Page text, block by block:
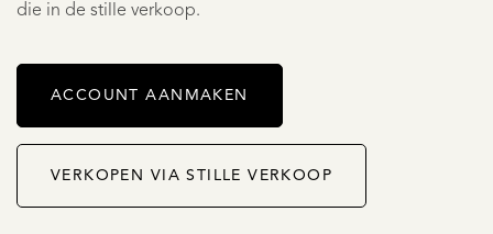
die in de stille verkoop.
ACCOUNT AANMAKEN
VERKOPEN VIA STILLE VERKOOP